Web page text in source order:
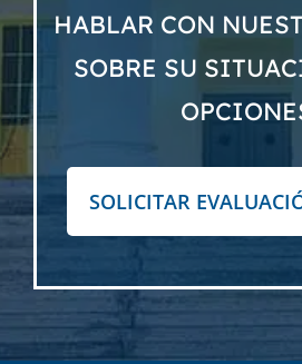
HABLAR CON
SOBRE SU
SOLICITAR